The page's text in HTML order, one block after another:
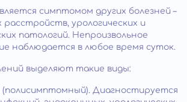
симптомом других болезней –
расстройств, урологических и
патологий. Непроизвольное
наблюдается в любое время суток.
выделяют такие виды:
Диагностируется